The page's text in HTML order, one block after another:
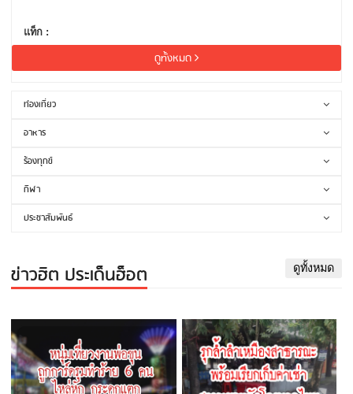
แท็ก :
ดูทั้งหมด
ท่องเที่ยว
อาหาร
ร้องทุกข์
กีฬา
ประชาสัมพันธ์
ข่าวฮิต ประเด็นฮ็อต ดูทั้งหมด